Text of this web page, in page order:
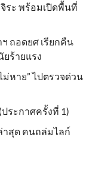
ระ พร้อมเปิดพื้นที่
ฯ ถอดยศ เรียกคืน
ร้ายแรง
ม่หาย” ไปตรวจด่วน
ระกาศครั้งที่ 1)
าสุด คนถล่มไลก์